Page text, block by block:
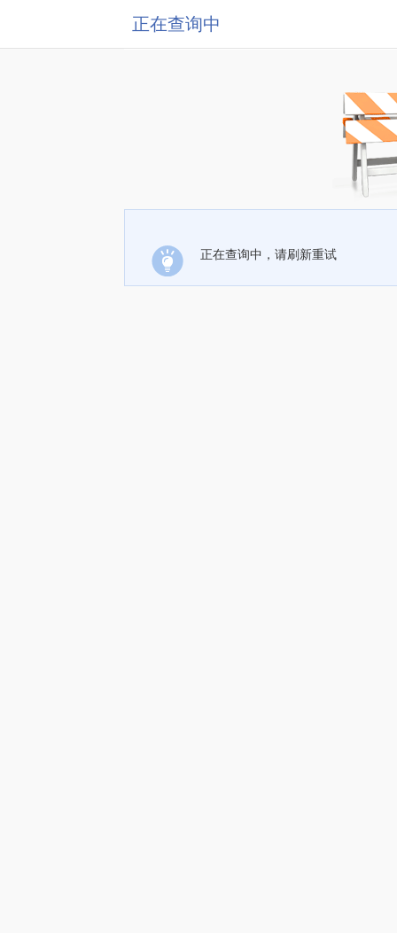
正在查询中
正在查询中，请刷新重试